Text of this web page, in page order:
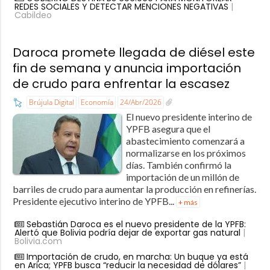
REDES SOCIALES Y DETECTAR MENCIONES NEGATIVAS |
Cabildeo
Daroca promete llegada de diésel este
fin de semana y anuncia importación
de crudo para enfrentar la escasez
Brújula Digital Economía 24/Abr/2026
El nuevo presidente interino de
YPFB asegura que el
abastecimiento comenzará a
normalizarse en los próximos
días. También confirmó la
importación de un millón de
barriles de crudo para aumentar la producción en refinerías.
Presidente ejecutivo interino de YPFB...
+ más
Sebastián Daroca es el nuevo presidente de la YPFB:
Alertó que Bolivia podría dejar de exportar gas natural |
Bolivia.com
Importación de crudo, en marcha: Un buque ya está
en Arica; YPFB busca “reducir la necesidad de dólares”|